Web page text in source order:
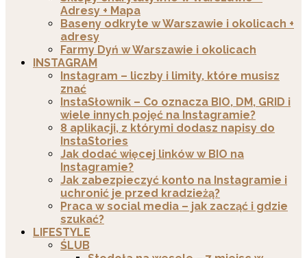
Adresy + Mapa
Baseny odkryte w Warszawie i okolicach +
adresy
Farmy Dyń w Warszawie i okolicach
INSTAGRAM
Instagram – liczby i limity, które musisz
znać
InstaSłownik – Co oznacza BIO, DM, GRID i
wiele innych pojęć na Instagramie?
8 aplikacji, z którymi dodasz napisy do
InstaStories
Jak dodać więcej linków w BIO na
Instagramie?
Jak zabezpieczyć konto na Instagramie i
uchronić je przed kradzieżą?
Praca w social media – jak zacząć i gdzie
szukać?
LIFESTYLE
ŚLUB